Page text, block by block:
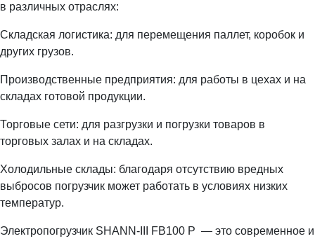
в различных отраслях:
Складская логистика: для перемещения паллет, коробок и
других грузов.
Производственные предприятия: для работы в цехах и на
складах готовой продукции.
Торговые сети: для разгрузки и погрузки товаров в
торговых залах и на складах.
Холодильные склады: благодаря отсутствию вредных
выбросов погрузчик может работать в условиях низких
температур.
Электропогрузчик SHANN-III FB100 P — это современное и